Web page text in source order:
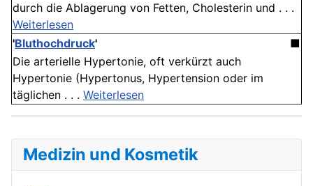
durch die Ablagerung von Fetten, Cholesterin und . . .
Weiterlesen
'Bluthochdruck'
■
Die arterielle Hypertonie, oft verkürzt auch
Hypertonie (Hypertonus, Hypertension oder im
täglichen . . . Weiterlesen
Medizin und Kosmetik